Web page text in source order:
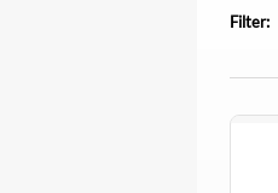
Filter: